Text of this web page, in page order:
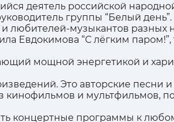
деятель российской
группы “Белый день”.
музыкантов разных
Евдокимова “С лёгким
мощной энергетикой и
Это авторские песни
кинофильмов и мультфильмов,
концертные программы к